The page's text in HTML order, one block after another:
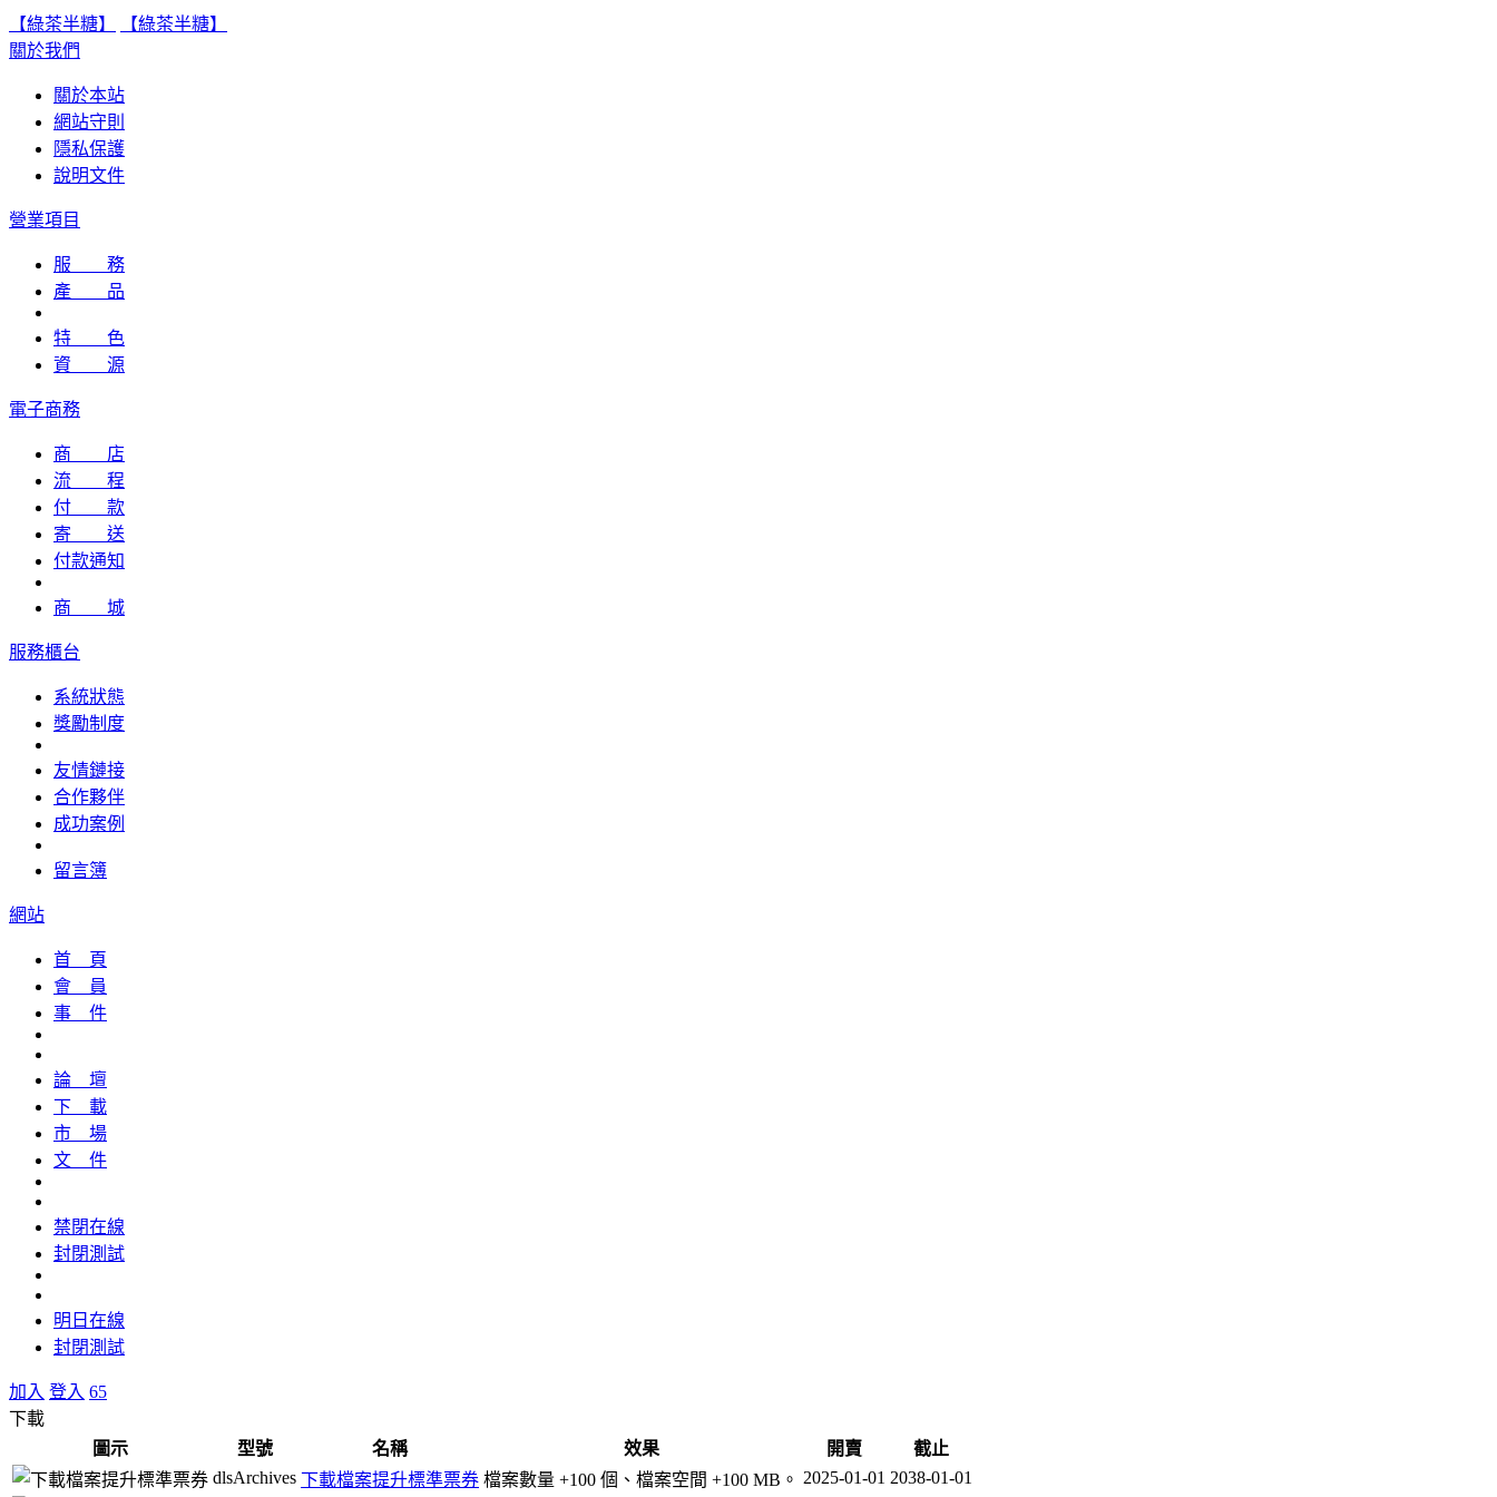
【綠茶半糖】
【綠茶半糖】
關於我們
關於本站
網站守則
隱私保護
說明文件
營業項目
服 務
產 品
特 色
資 源
電子商務
商 店
流 程
付 款
寄 送
付款通知
商 城
服務櫃台
系統狀態
獎勵制度
友情鏈接
合作夥伴
成功案例
留言簿
網站
首 頁
會 員
事 件
論 壇
下 載
市 場
文 件
禁閉在線
封閉測試
明日在線
封閉測試
加入 登入 65
下載
圖示
型號 名稱 效果 開賣
截止
dlsArchives 下載檔案提升標準票券 檔案數量 +100 個、檔案空間 +100 MB。 2025-01-01 2038-01-01